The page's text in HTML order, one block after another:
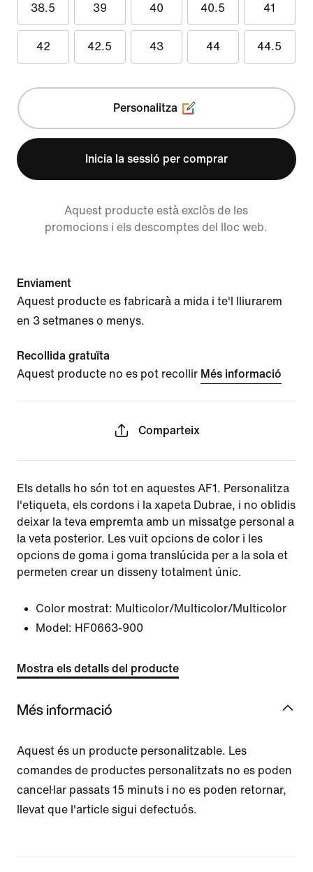
38.5 39 40 40.5 41
42 42.5 43 44 44.5
Personalitza
Inicia la sessió per comprar
Aquest producte està exclòs de les
promocions i els descomptes del lloc web.
Enviament
Aquest producte es fabricarà a mida i te'l lliurarem
en 3 setmanes o menys.
Recollida gratuïta
Aquest producte no es pot recollir Més informació
Comparteix
Els detalls ho són tot en aquestes AF1. Personalitza
l'etiqueta, els cordons i la xapeta Dubrae, i no oblidis
deixar la teva empremta amb un missatge personal a
la veta posterior. Les vuit opcions de color i les
opcions de goma i goma translúcida per a la sola et
permeten crear un disseny totalment únic.
Color mostrat: Multicolor/Multicolor/Multicolor
Model: HF0663-900
Mostra els detalls del producte
Més informació
Aquest és un producte personalitzable. Les
comandes de productes personalitzats no es poden
cancel·lar passats 15 minuts i no es poden retornar,
llevat que l'article sigui defectuós.